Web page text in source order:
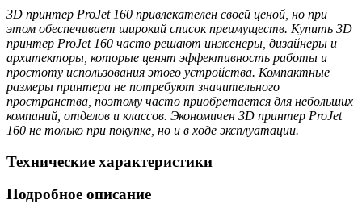
3D принтер ProJet 160 привлекателен своей ценой, но при
этом обеспечивает широкий список преимуществ. Купить 3D
принтер ProJet 160 часто решают инженеры, дизайнеры и
архитекторы, которые ценят эффективность работы и
простоту использования этого устройства. Компактные
размеры принтера не потребуют значительного
пространства, поэтому часто приобретается для небольших
компаний, отделов и классов. Экономичен 3D принтер ProJet
160 не только при покупке, но и в ходе эксплуатации.
Технические характеристики
Подробное описание